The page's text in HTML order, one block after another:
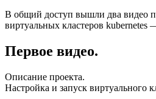
В общий доступ вышли два видео
виртуальных кластеров kubernetes
Первое видео.
Описание проекта.
Настройка и запуск виртуального